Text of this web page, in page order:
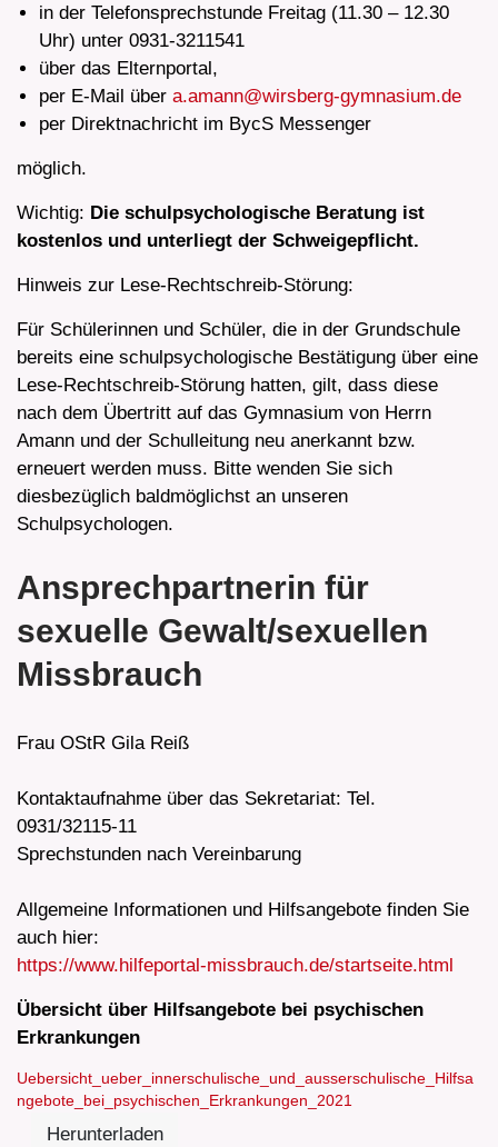
in der Telefonsprechstunde Freitag (11.30 – 12.30
Uhr) unter 0931-3211541
über das Elternportal,
per E-Mail über a.amann@wirsberg-gymnasium.de
per Direktnachricht im BycS Messenger
möglich.
Wichtig: Die schulpsychologische Beratung ist
kostenlos und unterliegt der Schweigepflicht.
Hinweis zur Lese-Rechtschreib-Störung:
Für Schülerinnen und Schüler, die in der Grundschule
bereits eine schulpsychologische Bestätigung über eine
Lese-Rechtschreib-Störung hatten, gilt, dass diese
nach dem Übertritt auf das Gymnasium von Herrn
Amann und der Schulleitung neu anerkannt bzw.
erneuert werden muss. Bitte wenden Sie sich
diesbezüglich baldmöglichst an unseren
Schulpsychologen.
Ansprechpartnerin für
sexuelle Gewalt/sexuellen
Missbrauch
Frau OStR Gila Reiß
Kontaktaufnahme über das Sekretariat: Tel.
0931/32115-11
Sprechstunden nach Vereinbarung
Allgemeine Informationen und Hilfsangebote finden Sie
auch hier:
https://www.hilfeportal-missbrauch.de/startseite.html
Übersicht über Hilfsangebote bei psychischen
Erkrankungen
Uebersicht_ueber_innerschulische_und_ausserschulische_Hilfsa
ngebote_bei_psychischen_Erkrankungen_2021
Herunterladen